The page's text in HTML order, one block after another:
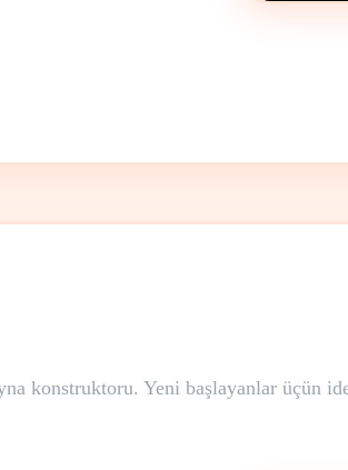
konstruktoru. Yeni başlayanlar üçün